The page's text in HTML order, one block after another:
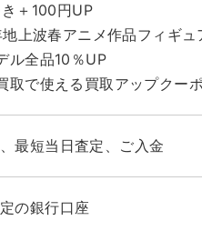
＋100円UP
上波春アニメ作品フィギュ
ル全品10％UP
取で使える買取アップクー
最短当日査定、ご入金
の銀行口座